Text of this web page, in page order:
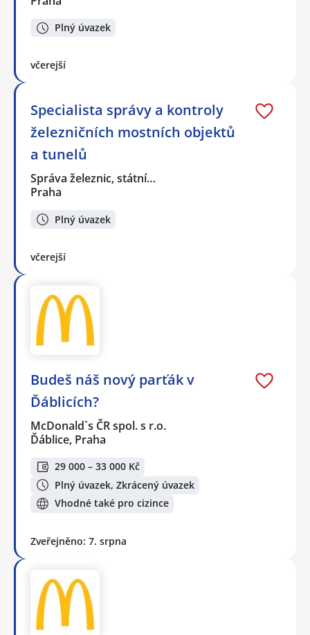
Plný úvazek
včerejší
Specialista správy a kontroly
železničních mostních objektů
a tunelů
Správa železnic, státní…
Praha
Plný úvazek
včerejší
Budeš náš nový parťák v
Ďáblicích?
McDonald`s ČR spol. s r.o.
Ďáblice, Praha
29 000 – 33 000 Kč
Plný úvazek, Zkrácený úvazek
Vhodné také pro cizince
Zveřejněno: 7. srpna